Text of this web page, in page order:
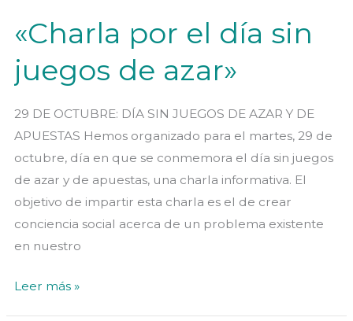
«Charla por el día sin
juegos de azar»
29 DE OCTUBRE: DÍA SIN JUEGOS DE AZAR Y DE
APUESTAS Hemos organizado para el martes, 29 de
octubre, día en que se conmemora el día sin juegos
de azar y de apuestas, una charla informativa. El
objetivo de impartir esta charla es el de crear
conciencia social acerca de un problema existente
en nuestro
«Charla
Leer más »